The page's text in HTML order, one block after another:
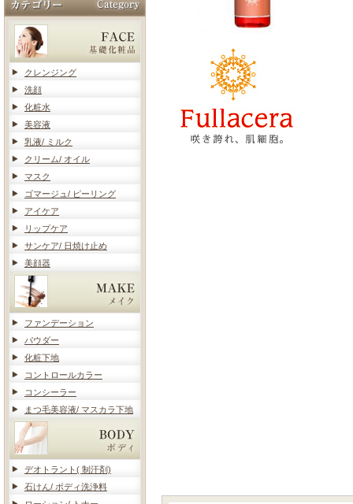
クレンジング
洗顔
化粧水
美容液
乳液/ ミルク
クリーム/ オイル
マスク
ゴマージュ/ ピーリング
アイケア
リップケア
サンケア/ 日焼け止め
美顔器
ファンデーション
パウダー
化粧下地
コントロールカラー
コンシーラー
まつ毛美容液/ マスカラ下地
デオトラント( 制汗剤)
石けん/ ボディ洗浄料